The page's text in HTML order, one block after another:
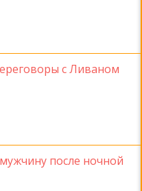
с Ливаном
после ночной